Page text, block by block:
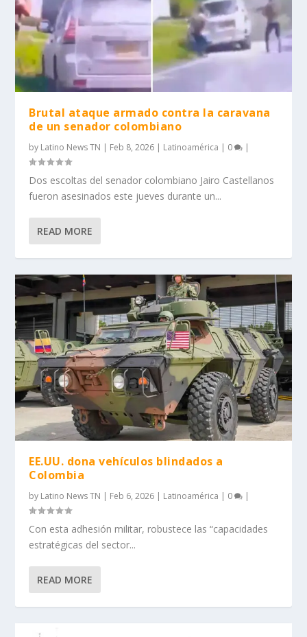
Brutal ataque armado contra la caravana
de un senador colombiano
by Latino News TN | Feb 8, 2026 | Latinoamérica | 0 |
Dos escoltas del senador colombiano Jairo Castellanos
fueron asesinados este jueves durante un...
READ MORE
EE.UU. dona vehículos blindados a
Colombia
by Latino News TN | Feb 6, 2026 | Latinoamérica | 0 |
Con esta adhesión militar, robustece las “capacidades
estratégicas del sector...
READ MORE